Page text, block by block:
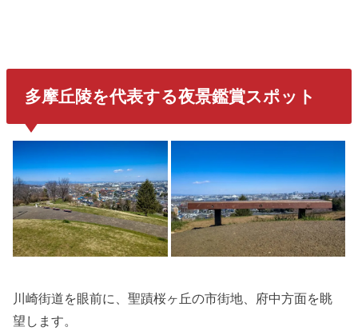
多摩丘陵を代表する夜景鑑賞スポット
川崎街道を眼前に、聖蹟桜ヶ丘の市街地、府中方面を眺
望します。